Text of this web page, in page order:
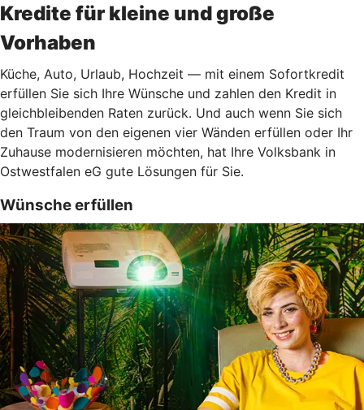
Kredite für kleine und große
Vorhaben
Küche, Auto, Urlaub, Hochzeit — mit einem Sofortkredit
erfüllen Sie sich Ihre Wünsche und zahlen den Kredit in
gleichbleibenden Raten zurück. Und auch wenn Sie sich
den Traum von den eigenen vier Wänden erfüllen oder Ihr
Zuhause modernisieren möchten, hat Ihre Volksbank in
Ostwestfalen eG gute Lösungen für Sie.
Wünsche erfüllen